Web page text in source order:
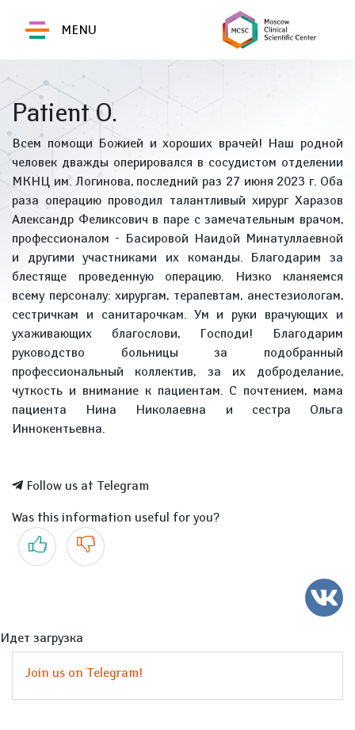
MENU
Patient O.
Всем помощи Божией и хороших врачей! Наш родной
человек дважды оперировался в сосудистом отделении
МКНЦ им. Логинова, последний раз 27 июня 2023 г. Оба
раза операцию проводил талантливый хирург Харазов
Александр Феликсович в паре с замечательным врачом,
профессионалом - Басировой Наидой Минатуллаевной
и другими участниками их команды. Благодарим за
блестяще проведенную операцию. Низко кланяемся
всему персоналу: хирургам, терапевтам, анестезиологам,
сестричкам и санитарочкам. Ум и руки врачующих и
ухаживающих благослови, Господи! Благодарим
руководство больницы за подобранный
профессиональный коллектив, за их доброделание,
чуткость и внимание к пациентам. С почтением, мама
пациента Нина Николаевна и сестра Ольга
Иннокентьевна.
Follow us at Telegram
Was this information useful for you?
Yes No
Идет загрузка
Join us on Telegram!